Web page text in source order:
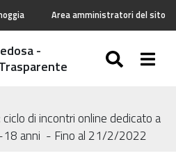
Area amministratori del sito
-
di incontri online dedicato a
18 anni - Fino al 21/2/2022